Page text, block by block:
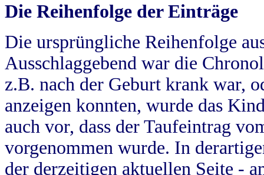
Die Reihenfolge der Einträge
Die ursprüngliche Reihenfolge
Ausschlaggebend war die
z.B. nach der Geburt krank war,
anzeigen konnten, wurde das
auch vor, dass der Taufeintrag
vorgenommen wurde. In
der derzeitigen aktuellen Seite -